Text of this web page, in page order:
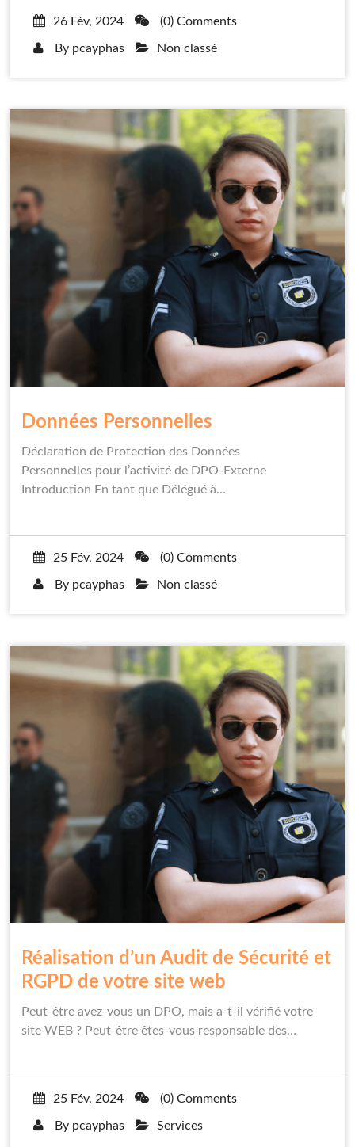
26 Fév, 2024 (0) Comments
By pcayphas Non classé
Données Personnelles
Déclaration de Protection des Données
Personnelles pour l’activité de DPO-Externe
Introduction En tant que Délégué à…
25 Fév, 2024 (0) Comments
By pcayphas Non classé
Réalisation d’un Audit de Sécurité et
RGPD de votre site web
Peut-être avez-vous un DPO, mais a-t-il vérifié votre
site WEB ? Peut-être êtes-vous responsable des…
25 Fév, 2024 (0) Comments
By pcayphas Services